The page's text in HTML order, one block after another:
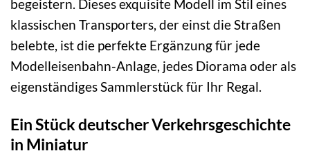
begeistern. Dieses exquisite Modell im Stil eines
klassischen Transporters, der einst die Straßen
belebte, ist die perfekte Ergänzung für jede
Modelleisenbahn-Anlage, jedes Diorama oder als
eigenständiges Sammlerstück für Ihr Regal.
Ein Stück deutscher Verkehrsgeschichte
in Miniatur